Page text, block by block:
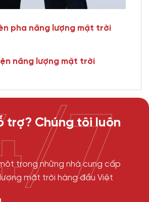
pha năng lượng mặt trời
năng lượng mặt trời
trợ? Chúng tôi luôn
trong những nhà cung cấp
mặt trời hàng đầu Việt
7